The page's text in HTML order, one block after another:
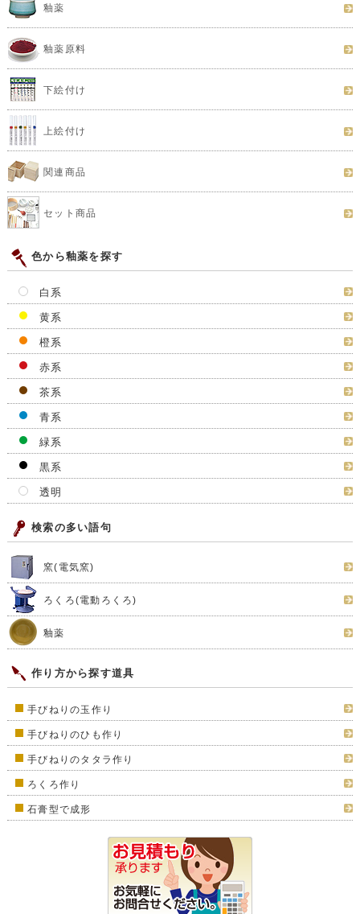
釉薬
釉薬原料
下絵付け
上絵付け
関連商品
セット商品
色から釉薬を探す
白系
黄系
橙系
赤系
茶系
青系
緑系
黒系
透明
検索の多い語句
窯(電気窯)
ろくろ(電動ろくろ)
釉薬
作り方から探す道具
手びねりの玉作り
手びねりのひも作り
手びねりのタタラ作り
ろくろ作り
石膏型で成形